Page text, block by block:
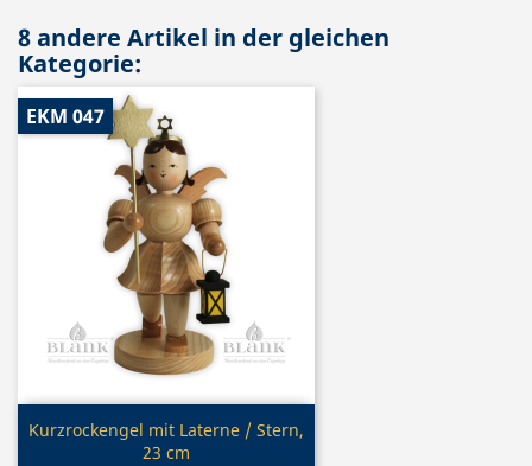
8 andere Artikel in der gleichen
Kategorie:
Vorschau
Kurzrockengel mit Laterne / Stern,
23 cm
EKM 047